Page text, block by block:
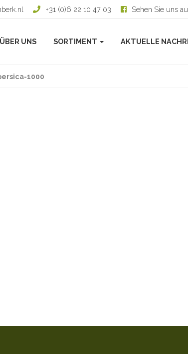
+31 (0)6 22 10 47 03 Sehen Sie uns
ÜBER UNS SORTIMENT AKTUELLE
1000